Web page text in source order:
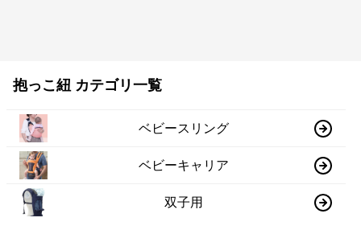
抱っこ紐 カテゴリ一覧
ベビースリング
ベビーキャリア
双子用